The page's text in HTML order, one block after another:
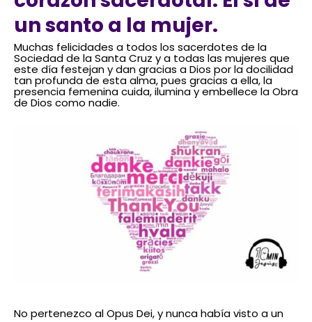
un santo a la mujer.
Muchas felicidades a todos los sacerdotes de la
Sociedad de la Santa Cruz y a todas las mujeres que
este día festejan y dan gracias a Dios por la docilidad
tan profunda de esta alma, pues gracias a ella, la
presencia femenina cuida, ilumina y embellece la Obra
de Dios como nadie.
No pertenezco al Opus Dei, y nunca había visto a un